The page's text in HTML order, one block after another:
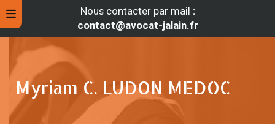
Nous contacter par mail :
contact@avocat-jalain.fr
Myriam C. LUDON MEDOC